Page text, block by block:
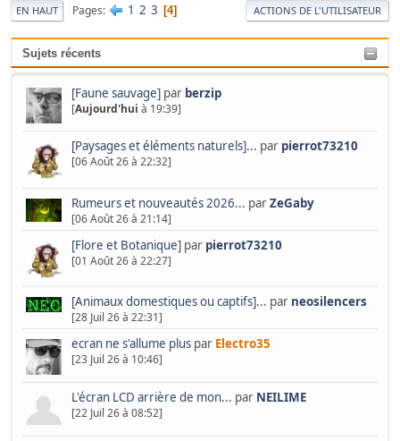
EN HAUT Pages 1 2 3 4 ACTIONS DE L'UTILISATEUR
Sujets récents
[Faune sauvage] par berzip
[Aujourd'hui à 19:39]
[Paysages et éléments naturels]... par pierrot73210
[06 Août 26 à 22:32]
Rumeurs et nouveautés 2026... parZeGaby
[06 Août 26 à 21:14]
[Flore et Botanique]par pierrot73210
[01 Août 26 à 22:27]
[Animaux domestiques ou captifs]... par neosilencers
[28 Juil 26 à 22:31]
ecran ne s'allume pluspar Electro35
[23 Juil 26 à 10:46]
L'écran LCD arrière de mon... par NEILIME
[22 Juil 26 à 08:52]